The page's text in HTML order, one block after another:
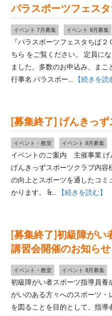
パラスポーツフェス
イベント 7月募集 イベント 8月募集
『パラスポーツフェスタちば
ちら をご覧ください。 定員に
ました。多数のお申込み、まこ
行事名 パラスポー...
【続きを読
[募集終了] げんきっ
イベント・教室 イベント 8月募集
イベントのご案内 主催事業 げ
げんきっずスポーツクラブ内容
の向上とスポーツを通したコミ
かります。 &...
【続きを読む】
[募集終了]初級障がい
講習会開催のお知らせ
イベント・教室 イベント 8月募集
初級障がい者スポーツ指導員養
がいのある方々へのスポーツ・
を図ることを目的として、指導